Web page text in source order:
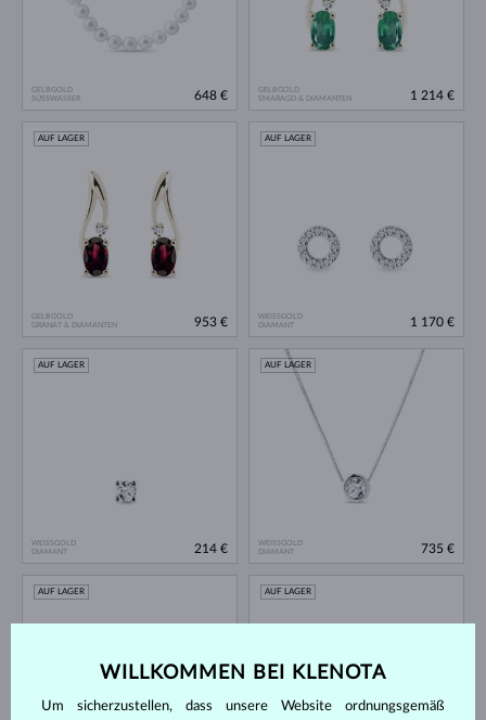
GELBGOLD
SÜSSWASSER
648 €
GELBGOLD
SMARAGD & DIAMANTEN
1 214 €
GELBGOLD
GRANAT & DIAMANTEN
AUF LAGER
953 €
WEISSGOLD
DIAMANT
AUF LAGER
1 170 €
WEISSGOLD
DIAMANT
AUF LAGER
214 €
WEISSGOLD
DIAMANT
AUF LAGER
735 €
AUF LAGER AUF LAGER
WILLKOMMEN BEI KLENOTA
Um sicherzustellen, dass unsere Website ordnungsgemäß